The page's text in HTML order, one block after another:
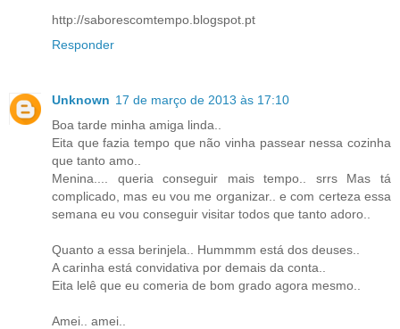
http://saborescomtempo.blogspot.pt
Responder
Unknown 17 de março de 2013 às 17:10
Boa tarde minha amiga linda..
Eita que fazia tempo que não vinha passear nessa cozinha
que tanto amo..
Menina.... queria conseguir mais tempo.. srrs Mas tá
complicado, mas eu vou me organizar.. e com certeza essa
semana eu vou conseguir visitar todos que tanto adoro..
Quanto a essa berinjela.. Hummmm está dos deuses..
A carinha está convidativa por demais da conta..
Eita lelê que eu comeria de bom grado agora mesmo..
Amei.. amei..